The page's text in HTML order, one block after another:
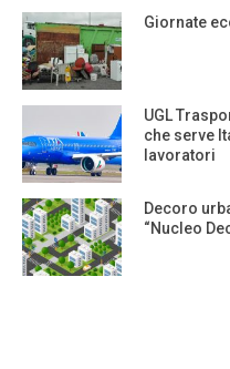
Giornate
UGL
che serve
lavoratori
Decoro
“Nucleo